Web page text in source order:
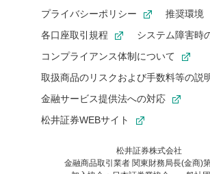
プライバシーポリシー
推奨環境
各口座取引規程
システム障害時
コンプライアンス体制について
取扱商品のリスクおよび手数料等の説
金融サービス提供法への対応
松井証券WEBサイト
松井証券株式会社
金融商品取引業者 関東財務局長(金商)
お気に入り機能は松井証券の会員限定の機能